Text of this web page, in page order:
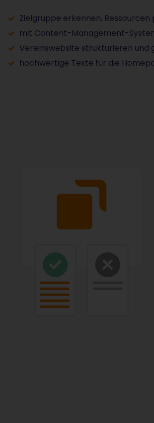
Zielgruppe erkennen, Ressourcen
mit Content-Management-
Vereinswebsite strukturieren und
hochwertige Texte für die